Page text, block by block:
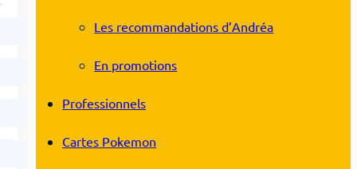
Les recommandations d’Andréa
En promotions
Professionnels
Cartes Pokemon